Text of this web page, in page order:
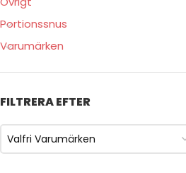
Portionssnus
Varumärken
FILTRERA EFTER
Valfri Varumärken